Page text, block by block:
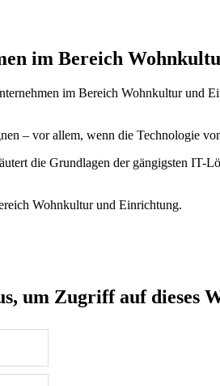
im Bereich
im Bereich Wohnkultur und
– vor allem, wenn die Technologie
die Grundlagen der gängigsten
Wohnkultur und Einrichtung.
um Zugriff auf dieses